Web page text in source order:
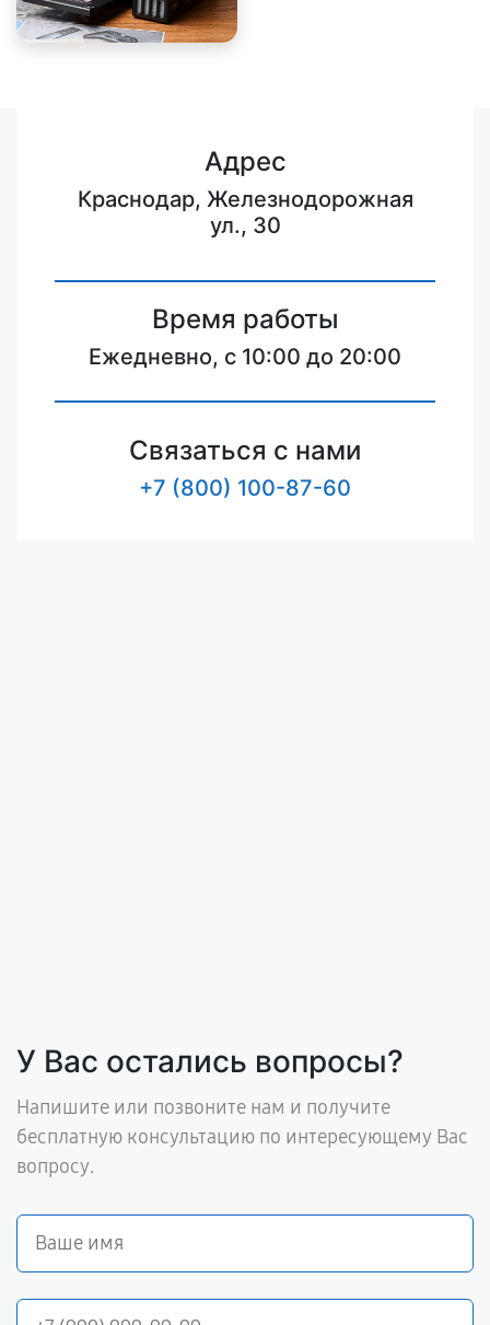
Адрес
Краснодар, Железнодорожная
ул., 30
Время работы
Ежедневно, с 10:00 до 20:00
Связаться с нами
+7 (800) 100-87-60
У Вас остались вопросы?
Напишите или позвоните нам и получите
бесплатную консультацию по интересующему Вас
вопросу.